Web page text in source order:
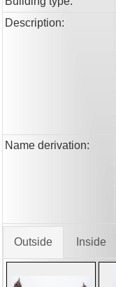
Description:
Name derivation:
Outside Inside